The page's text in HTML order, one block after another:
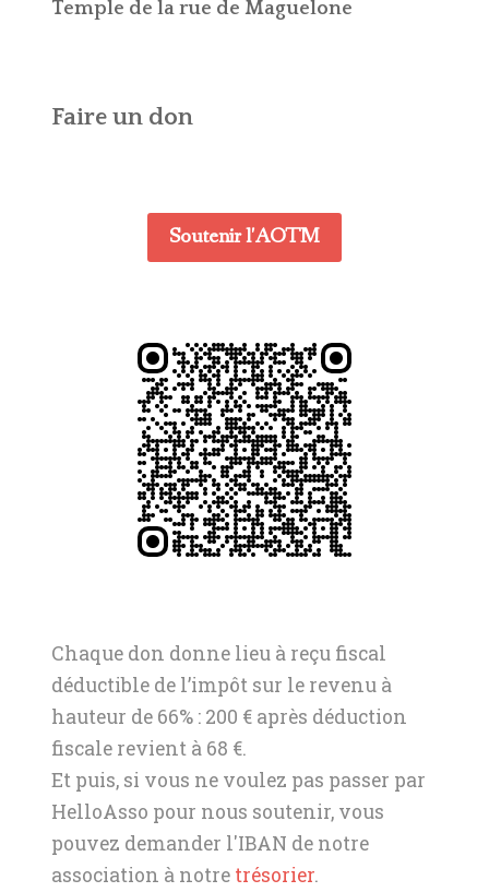
Temple de la rue de Maguelone
Faire un don
Soutenir l'AOTM
Chaque don donne lieu à reçu fiscal
déductible de l’impôt sur le revenu à
hauteur de 66% : 200 € après déduction
fiscale revient à 68 €.
Et puis, si vous ne voulez pas passer par
HelloAsso pour nous soutenir, vous
pouvez demander l'IBAN de notre
association à notre trésorier.